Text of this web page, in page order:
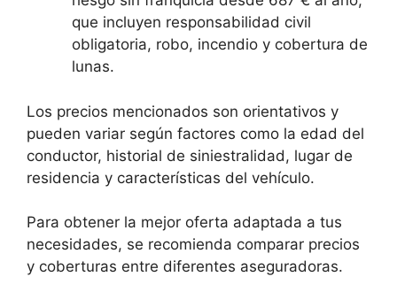
que incluyen responsabilidad civil
obligatoria, robo, incendio y cobertura de
lunas.
Los precios mencionados son orientativos y
pueden variar según factores como la edad del
conductor, historial de siniestralidad, lugar de
residencia y características del vehículo.
Para obtener la mejor oferta adaptada a tus
necesidades, se recomienda comparar precios
y coberturas entre diferentes aseguradoras.